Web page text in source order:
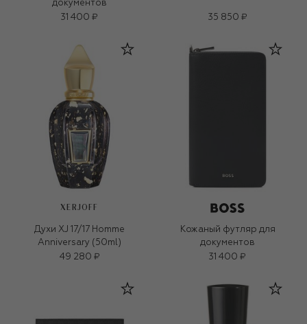
документов
31 400 ₽
35 850 ₽
XERJOFF
Духи XJ 17/17 Homme
Anniversary (50ml)
49 280 ₽
Кожаный футляр для
документов
31 400 ₽